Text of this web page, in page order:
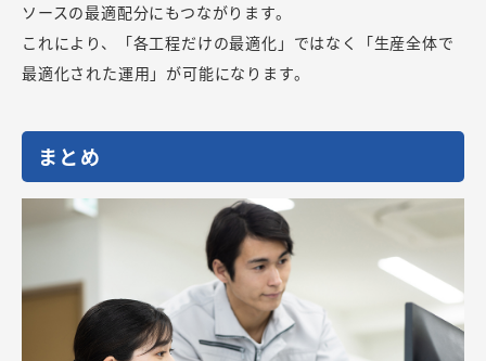
ソースの最適配分にもつながります。
これにより、「各工程だけの最適化」ではなく「生産全体で
最適化された運用」が可能になります。
まとめ